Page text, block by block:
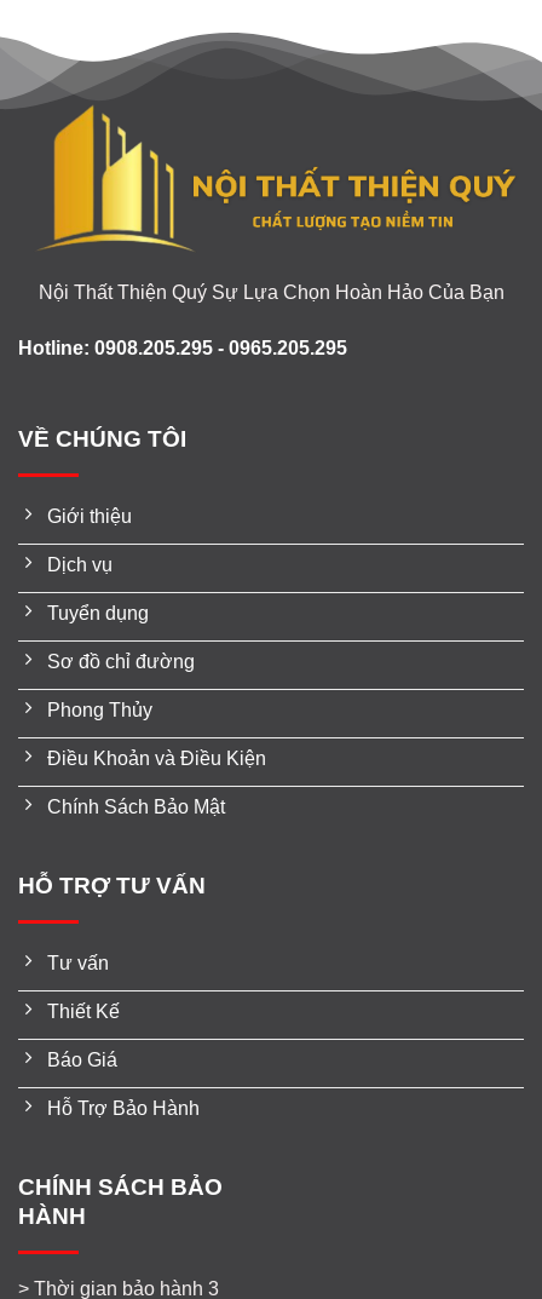
Nội Thất Thiện Quý Sự Lựa Chọn Hoàn Hảo Của Bạn
Hotline: 0908.205.295 - 0965.205.295
VỀ CHÚNG TÔI
Giới thiệu
Dịch vụ
Tuyển dụng
Sơ đồ chỉ đường
Phong Thủy
Điều Khoản và Điều Kiện
Chính Sách Bảo Mật
HỖ TRỢ TƯ VẤN
Tư vấn
Thiết Kế
Báo Giá
Hỗ Trợ Bảo Hành
CHÍNH SÁCH BẢO
HÀNH
> Thời gian bảo hành 3